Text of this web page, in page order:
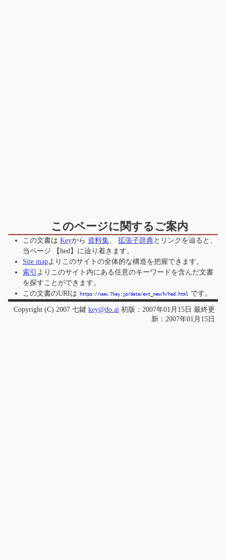
このページに関するご案内
この文書は Keyから 資料集、 拡張子辞典とリンクを辿ると、
当ページ
【hed】 に辿り着きます。
Site mapよりこのサイトの全体的な構造を把握できます。
索引 よりこのサイト内にある任意のキーワードを含んだ文書
を探すことができます。
この文書のURIは
https://www.7key.jp/data/ext_new/h/hed.html です。
Copyright (C) 2007 七鍵key@do.ai 初版：2007年01月15日 最終更
新：2007年01月15日